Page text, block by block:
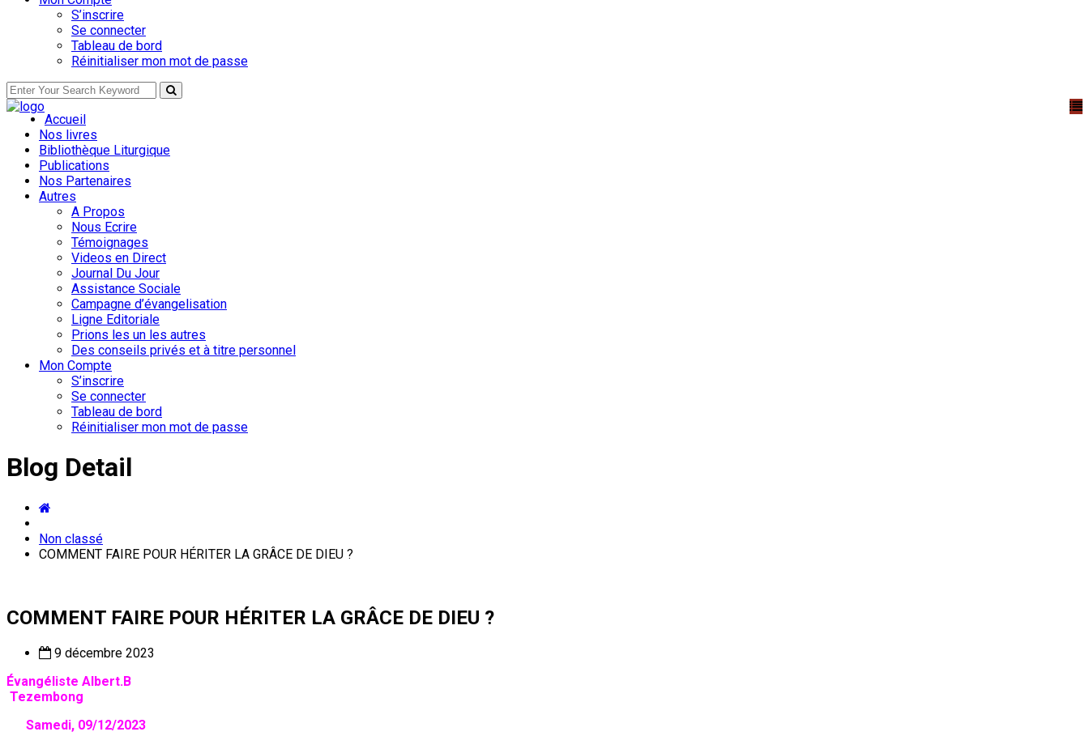
S’inscrire
Se connecter
Tableau de bord
Réinitialiser mon mot de passe
Accueil
Nos livres
Bibliothèque Liturgique
Publications
Nos Partenaires
Autres
A Propos
Nous Ecrire
Témoignages
Videos en Direct
Journal Du Jour
Assistance Sociale
Campagne d’évangelisation
Ligne Editoriale
Prions les un les autres
Des conseils privés et à titre personnel
Mon Compte
S’inscrire
Se connecter
Tableau de bord
Réinitialiser mon mot de passe
Blog Detail
Non classé
COMMENT FAIRE POUR HÉRITER LA GRÂCE DE DIEU ?
COMMENT FAIRE POUR HÉRITER LA GRÂCE DE DIEU ?
9 décembre 2023
Évangéliste Albert.B
Tezembong
Samedi, 09/12/2023